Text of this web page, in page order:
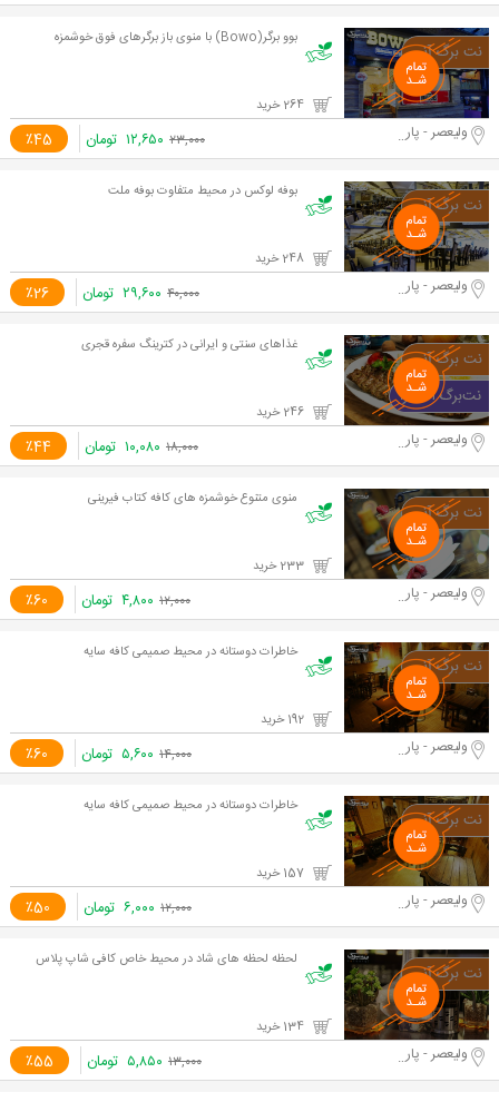
بوو برگر(Bowo) با منوی باز برگرهای فوق خوشمزه
٪45 ولیعصر - پارک ملت ۲۳,۰۰۰ ۱۲,۶۵۰ تومان
بوفه لوکس در محیط متفاوت بوفه ملت
٪26 ولیعصر - پارک ملت ۴۰,۰۰۰ ۲۹,۶۰۰ تومان
غذاهای سنتی و ایرانی در کترینگ سفره قجری
٪44 ولیعصر - پارک ملت ۱۸,۰۰۰ ۱۰,۰۸۰ تومان
منوی متنوع خوشمزه های کافه کتاب فیرینی
٪60 ولیعصر - پارک ملت ۱۲,۰۰۰ ۴,۸۰۰ تومان
خاطرات دوستانه در محیط صمیمی کافه سایه
٪60 ولیعصر - پارک ملت ۱۴,۰۰۰ ۵,۶۰۰ تومان
خاطرات دوستانه در محیط صمیمی کافه سایه
٪50 ولیعصر - پارک ملت ۱۲,۰۰۰ ۶,۰۰۰ تومان
لحظه لحظه های شاد در محیط خاص کافی شاپ پلاس
٪55 ولیعصر - پارک ملت ۱۳,۰۰۰ ۵,۸۵۰ تومان